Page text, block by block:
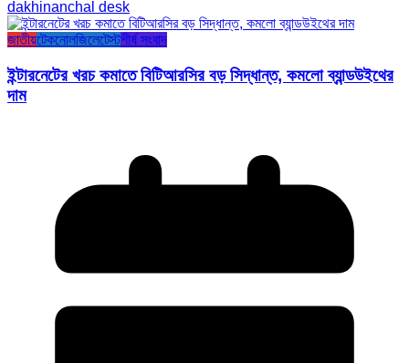
dakhinanchal desk
জাতীয়টেকনোলজিলেটেস্টশীর্ষ সংবাদ
ইন্টারনেটের খরচ কমাতে বিটিআরসির বড় সিদ্ধান্ত, কমলো ব্যান্ডউইথের
দাম